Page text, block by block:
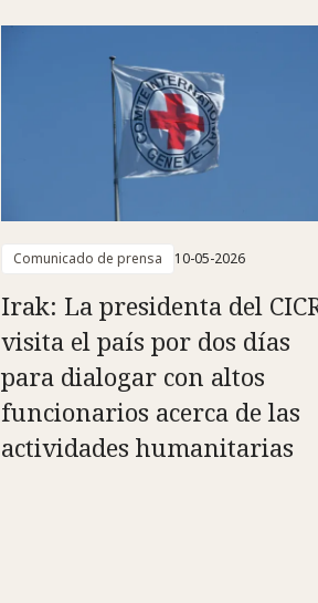
Comunicado de prensa 10-05-2026
Irak: La presidenta del
visita el país por dos días
para dialogar con altos
funcionarios acerca de las
actividades humanitarias